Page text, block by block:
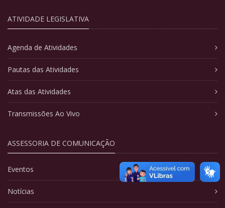
ATIVIDADE LEGISLATIVA
Agenda de Atividades
Pautas das Atividades
Atas das Atividades
Transmissões Ao Vivo
ASSESSORIA DE COMUNICAÇÃO
Eventos
Notícias